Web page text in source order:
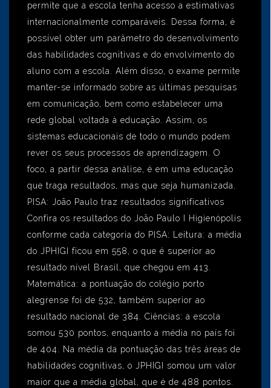
permite que a escola tenha acesso a estimativas
internacionalmente comparáveis. Dessa forma, é
possível obter um parâmetro do desenvolvimento
das habilidades cognitivas e do envolvimento do
aluno com a escola. Além disso, o exame permite
manter-se informado sobre as últimas pesquisas
em comunicação, bem como estabelecer uma
rede global voltada à educação. Assim, os
sistemas educacionais de todo o mundo podem
rever os seus processos de aprendizagem. O
foco, a partir dessa análise, é em uma educação
que traga resultados, mas que seja humanizada.
PISA: João Paulo traz resultados significativos
Confira os resultados do João Paulo I Higienópolis
conforme cada categoria do PISA: Leitura: a média
do JPHIGI ficou em 558, o que é superior ao
resultado nível Brasil, que chegou em 413.
Matemática: a pontuação do colégio porto
alegrense foi de 532, também superior ao
resultado nacional de 384. Ciências: a escola
somou 530 pontos, enquanto a média no país foi
de 404. Na média da pontuação das três áreas de
habilidades cognitivas, o JPHIGI somou um valor
maior que a média global, que é de 488 pontos.